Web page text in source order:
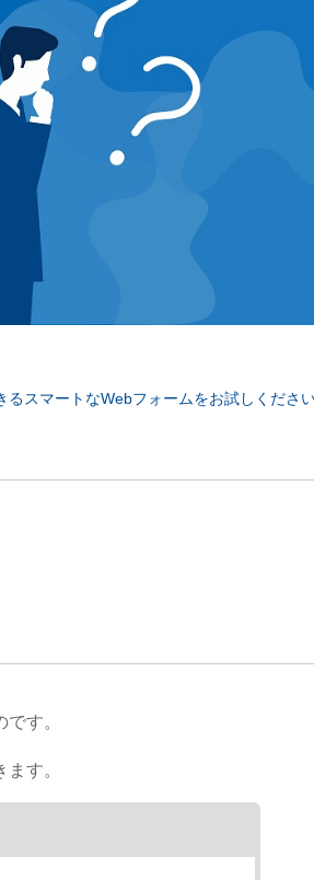
るスマートなWebフォームをお試しくださ
す。
す。